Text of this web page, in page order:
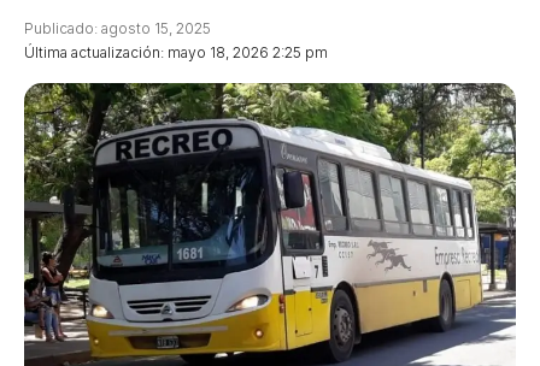
Última actualización: mayo 18, 2026 2:25 pm
Publicado: agosto 15, 2025